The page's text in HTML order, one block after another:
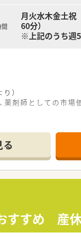
でもご入社後、多
、地域のかかりつ
仕事とプライベート
月火水木金土
60分）
※上記のうち週
）
剤師としての市
の川越駅から徒歩
、一人ひとりの患
これからの時代
社であり、それぞ
り、医師の往診
しており、薬剤
すすめ 産